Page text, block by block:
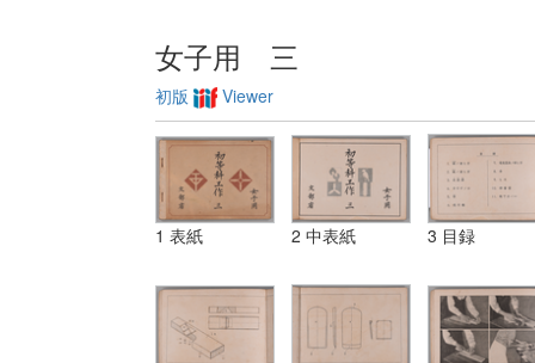
女子用 三
初版 Viewer
1 表紙 2 中表紙 3 目録